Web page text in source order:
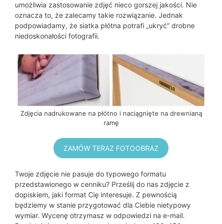
umożliwia zastosowanie zdjęć nieco gorszej jakości. Nie
oznacza to, że zalecamy takie rozwiązanie. Jednak
podpowiadamy, że siatka płótna potrafi „ukryć” drobne
niedoskonałości fotografii.
Zdjęcia nadrukowane na płótno i naciągnięte na drewnianą
ramę
ZAMÓW TERAZ FOTOOBRAZ
Twoje zdjęcie nie pasuje do typowego formatu
przedstawionego w cenniku? Prześlij do nas zdjęcie z
dopiskiem, jaki format Cię interesuje. Z pewnością
będziemy w stanie przygotować dla Ciebie nietypowy
wymiar. Wycenę otrzymasz w odpowiedzi na e-mail.